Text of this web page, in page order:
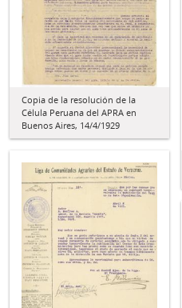
Copia de la resolución de la
Célula Peruana del APRA en
Buenos Aires, 14/4/1929